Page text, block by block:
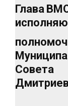
Глава
Дмитриев